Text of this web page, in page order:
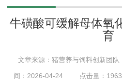
新
牛磺酸可缓解母体氧
育
文章来源：猪营养与饲料创新团队
间：2026-04-24 点击量： 1963